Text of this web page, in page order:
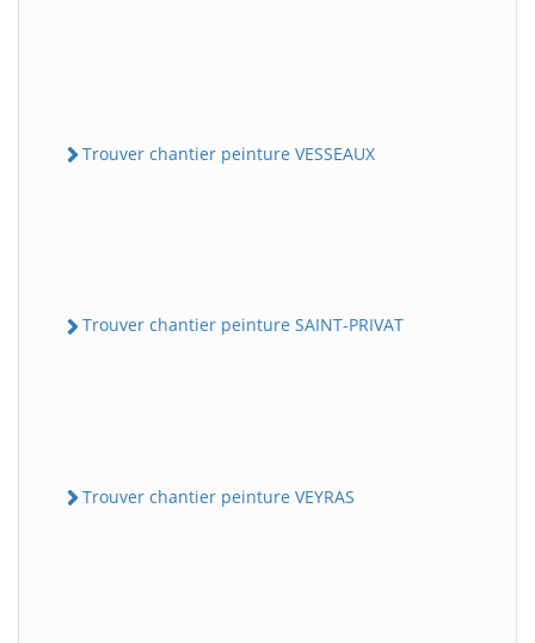
Trouver chantier peinture VESSEAUX
Trouver chantier peinture SAINT-PRIVAT
Trouver chantier peinture VEYRAS